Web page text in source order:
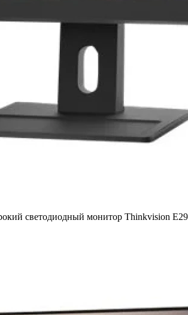
светодиодный монитор Thinkvision